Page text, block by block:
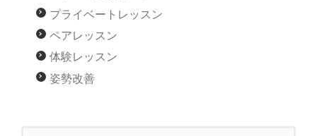
プライベートレッスン
ペアレッスン
体験レッスン
姿勢改善